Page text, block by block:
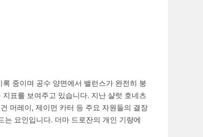
중이며 공수 양면에서 밸런스가 완전히 붕
표를 보여주고 있습니다. 지난 샬럿 호네츠
머레이, 제이먼 카터 등 주요 자원들의 결장
는 요인입니다. 더마 드로잔의 개인 기량에